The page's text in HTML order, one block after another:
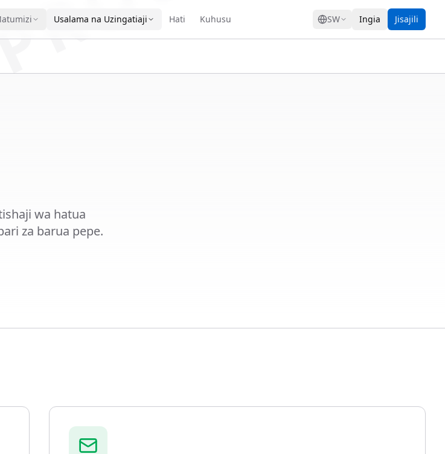
Usalama na Uzingatiaji Hati Kuhusu SW Ingia Jisajili
wa hatua
za barua pepe.